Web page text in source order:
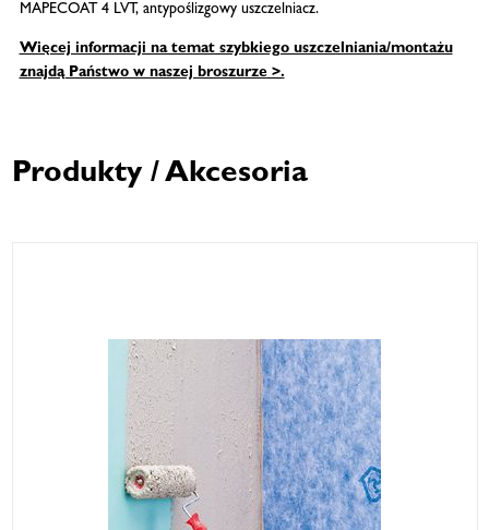
MAPECOAT 4 LVT, antypoślizgowy uszczelniacz.
Więcej informacji na temat szybkiego uszczelniania/montażu
znajdą Państwo w naszej broszurze >.
Produkty / Akcesoria